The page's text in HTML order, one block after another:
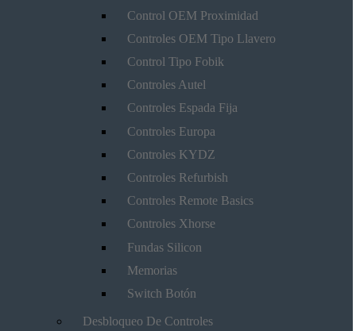
Control OEM Proximidad
Controles OEM Tipo Llavero
Control Tipo Fobik
Controles Autel
Controles Espada Fija
Controles Europa
Controles KYDZ
Controles Refurbish
Controles Remote Basics
Controles Xhorse
Fundas Silicon
Memorias
Switch Botón
Desbloqueo De Controles